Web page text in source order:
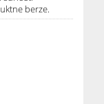
berze.